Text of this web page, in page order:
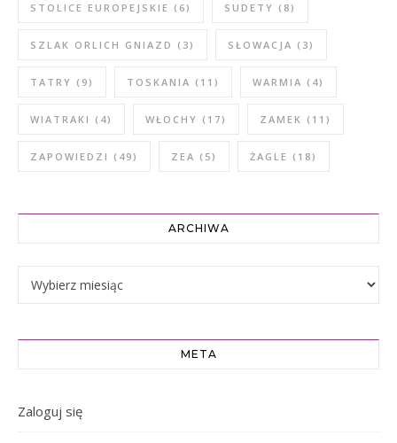
STOLICE EUROPEJSKIE (6) SUDETY (8)
SZLAK ORLICH GNIAZD (3) SŁOWACJA (3)
TATRY (9) TOSKANIA (11) WARMIA (4)
WIATRAKI (4) WŁOCHY (17) ZAMEK (11)
ZAPOWIEDZI (49) ZEA (5) ŻAGLE (18)
ARCHIWA
Archiwa
META
Zaloguj się